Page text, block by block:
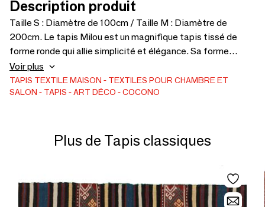
Description produit
Taille S : Diamètre de 100cm / Taille M : Diamètre de
200cm. Le tapis Milou est un magnifique tapis tissé de
forme ronde qui allie simplicité et élégance. Sa forme
circulaire et son tissage raffiné en font une pièce
polyvalente, s’intégrant facilement dans différents styles
d’intérieur. Milou apporte harmonie et chaleur à n’importe
douillet, ce tapis ajoute une touche raffinée de confort et
de sophistication à votre intérieur.
Voir plus
TAPIS TEXTILE MAISON
TEXTILES POUR CHAMBRE ET
SALON
TAPIS ART DÉCO COCONO
Plus de Tapis classiques